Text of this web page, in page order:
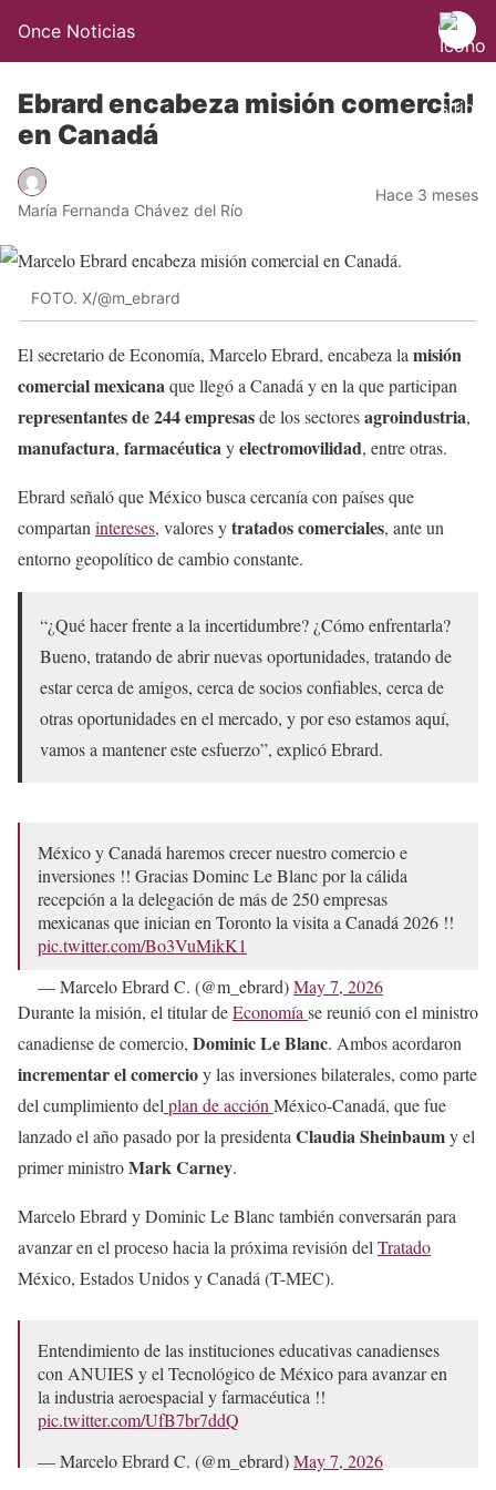
Once Noticias
Ebrard encabeza misión comercial
en Canadá
María Fernanda Chávez del Río
Hace 3 meses
FOTO. X/@m_ebrard
El secretario de Economía, Marcelo Ebrard, encabeza lamisión
comercial mexicanaque llegó a Canadá y en la que participan
representantes de 244 empresasde los sectoresagroindustria,
manufactura, farmacéuticayelectromovilidad, entre otras.
Ebrard señaló que México busca cercanía con países que
compartanintereses, valores ytratados comerciales, ante un
entorno geopolítico de cambio constante.
“¿Qué hacer frente a la incertidumbre? ¿Cómo enfrentarla?
Bueno, tratando de abrir nuevas oportunidades, tratando de
estar cerca de amigos, cerca de socios confiables, cerca de
otras oportunidades en el mercado, y por eso estamos aquí,
vamos a mantener este esfuerzo”, explicó Ebrard.
México y Canadá haremos crecer nuestro comercio e
inversiones !! Gracias Dominc Le Blanc por la cálida
recepción a la delegación de más de 250 empresas
mexicanas que inician en Toronto la visita a Canadá 2026 !!
pic.twitter.com/Bo3VuMikK1
— Marcelo Ebrard C. (@m_ebrard)May 7, 2026
Durante la misión, el titular deEconomíase reunió con el ministro
canadiense de comercio, Dominic Le Blanc. Ambos acordaron
incrementar el comercioy las inversiones bilaterales, como parte
del cumplimiento delplan de acciónMéxico-Canadá, que fue
lanzado el año pasado por la presidentaClaudia Sheinbaumy el
primer ministroMark Carney.
Marcelo Ebrard y Dominic Le Blanc también conversarán para
avanzar en el proceso hacia la próxima revisión delTratado
México, Estados Unidos y Canadá (T-MEC).
Entendimiento de las instituciones educativas canadienses
con ANUIES y el Tecnológico de México para avanzar en
la industria aeroespacial y farmacéutica !!
pic.twitter.com/UfB7br7ddQ
— Marcelo Ebrard C. (@m_ebrard)May 7, 2026